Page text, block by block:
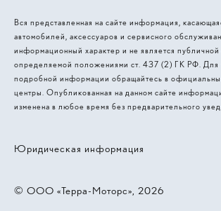
Вся представленная на сайте информация,
автомобилей, аксессуаров и сервисного
информационный характер и не является
определяемой положениями ст. 437 (2) ГК РФ. Для
подробной информации обращайтесь в
центры. Опубликованная на данном сайте
изменена в любое время без предварительного
© 2026, ООО «Терра-Моторс»
Юридическая информация